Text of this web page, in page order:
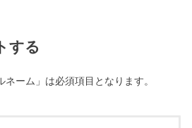
する
ネーム」は必須項目となります。